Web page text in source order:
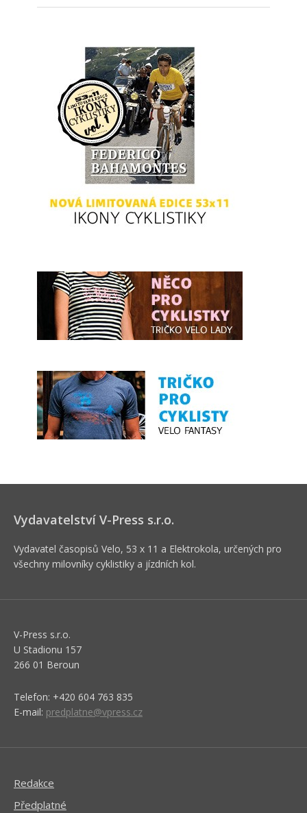
Vydavatelství V-Press s.r.o.
Vydavatel časopisů Velo, 53 x 11 a Elektrokola, určených pro
všechny milovníky cyklistiky a jízdních kol.
V-Press s.r.o.
U Stadionu 157
266 01 Beroun
Telefon: +420 604 763 835
E-mail: predplatne@vpress.cz
Redakce
Předplatné